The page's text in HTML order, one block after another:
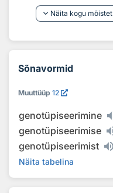
keyboard_arrow_down Näita kogu mõistet
Sõnavormid
Muuttüüp 12
genotüpiseerimine
genotüpiseerimise
genotüpiseerimist
Näita tabelina